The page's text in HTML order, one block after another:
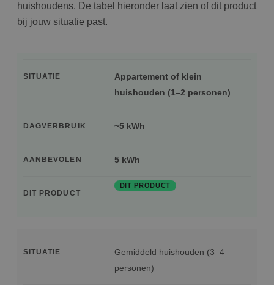
huishoudens. De tabel hieronder laat zien of dit product
bij jouw situatie past.
SITUATIE
Appartement of klein
huishouden (1–2 personen)
DAGVERBRUIK ~5 kWh
AANBEVOLEN 5 kWh
DIT PRODUCT
DIT PRODUCT
SITUATIE
Gemiddeld huishouden (3–4
personen)